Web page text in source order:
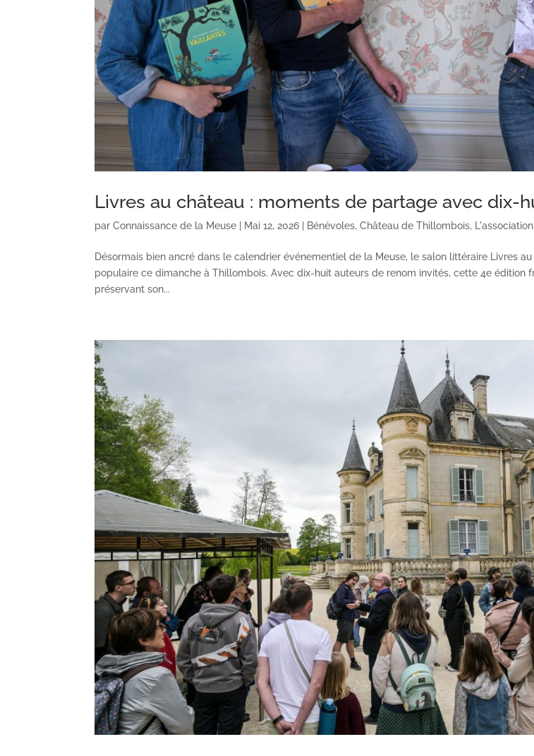
Livres au château : moments de partage avec dix-
parConnaissance de la Meuse Mai 12, 2026 Bénévoles,Château de Thillombois, L'association
Désormais bien ancré dans le calendrier événementiel de la Meuse, le salon littéraire Livres
populaire ce dimanche à Thillombois. Avec dix-huit auteurs de renom invités, cette 4e édition
préservant son...